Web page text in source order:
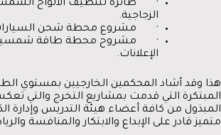
· طائرة لتنظيف الألواح
الزجاجية.
· مشروع محطة شحن السيارات
· مشروح محطة طاقة شمسية
الإعلانات.
هذا وقد أشاد المحكمين الخارجيين بمستوي
المبتكرة التي قدمت بمشاريع التخرج والتي
المبذول من كافة أعضاء هيئة التدريس وإدارة
متميز قادر على الإبداع والابتكار والمنافسة